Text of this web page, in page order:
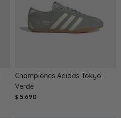
Championes Adidas Tokyo -
Verde
$ 5.690